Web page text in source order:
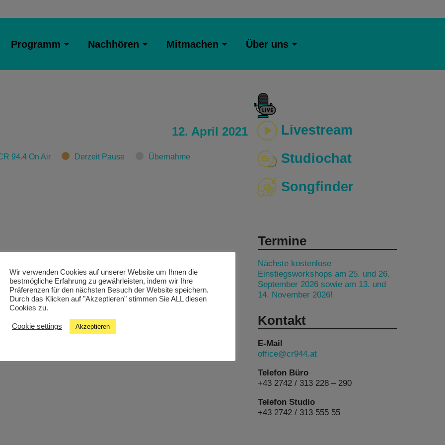
Programm Nachhören Mitmachen Über uns
12. April 2021
94.4 On Air Derzeit Pause Übernahme
Livestream
Studiochat
Songfinder
Termine
Nächste kostenlose
Einstiegsworkshops am 25. und 26.
September 2026 sowie am 13. und
14. November 2026!
Kontakt
E-Mail
office@cr944.at
Telefon Büro
+43 2742 / 313 228 – 290
Telefon Studio
+43 2742 / 313 555 55
Wir verwenden Cookies auf unserer Website um Ihnen die
bestmögliche Erfahrung zu gewährleisten, indem wir Ihre
Präferenzen für den nächsten Besuch der Website speichern.
Durch das Klicken auf "Akzeptieren" stimmen Sie ALL diesen
Cookies zu.
Cookie settings Akzeptieren